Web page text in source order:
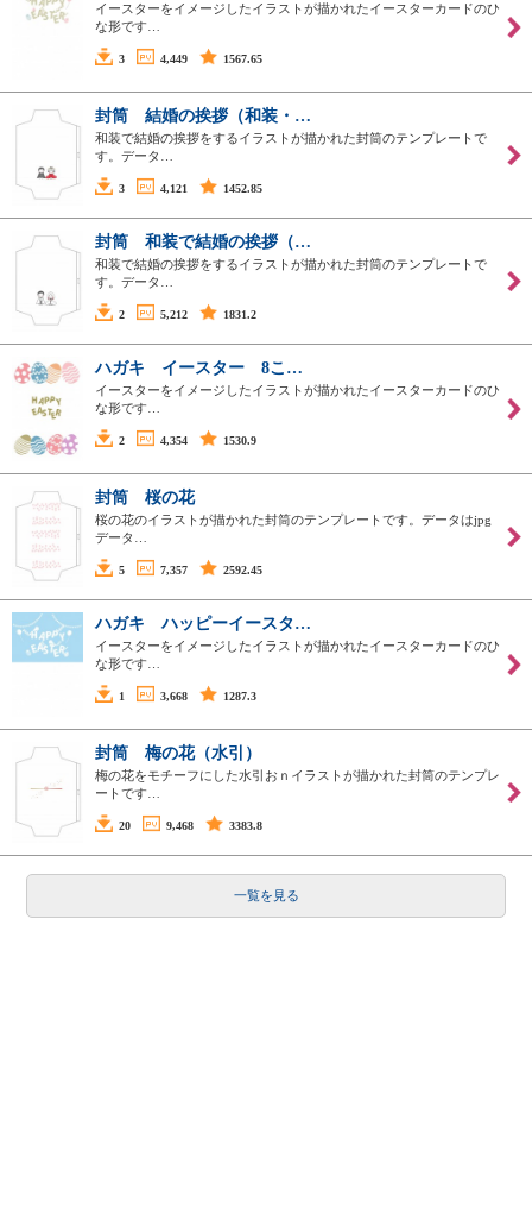
イースターをイメージしたイラストが描かれたイースターカードのひ
な形です…
3 4,449 1567.65
封筒 結婚の挨拶（和装・…
和装で結婚の挨拶をするイラストが描かれた封筒のテンプレートで
す。データ…
3 4,121 1452.85
封筒 和装で結婚の挨拶（…
和装で結婚の挨拶をするイラストが描かれた封筒のテンプレートで
す。データ…
2 5,212 1831.2
ハガキ イースター 8こ…
イースターをイメージしたイラストが描かれたイースターカードのひ
な形です…
2 4,354 1530.9
封筒 桜の花
桜の花のイラストが描かれた封筒のテンプレートです。データはjpg
データ…
5 7,357 2592.45
ハガキ ハッピーイースタ…
イースターをイメージしたイラストが描かれたイースターカードのひ
な形です…
1 3,668 1287.3
封筒 梅の花（水引）
梅の花をモチーフにした水引おｎイラストが描かれた封筒のテンプレ
ートです…
20 9,468 3383.8
一覧を見る